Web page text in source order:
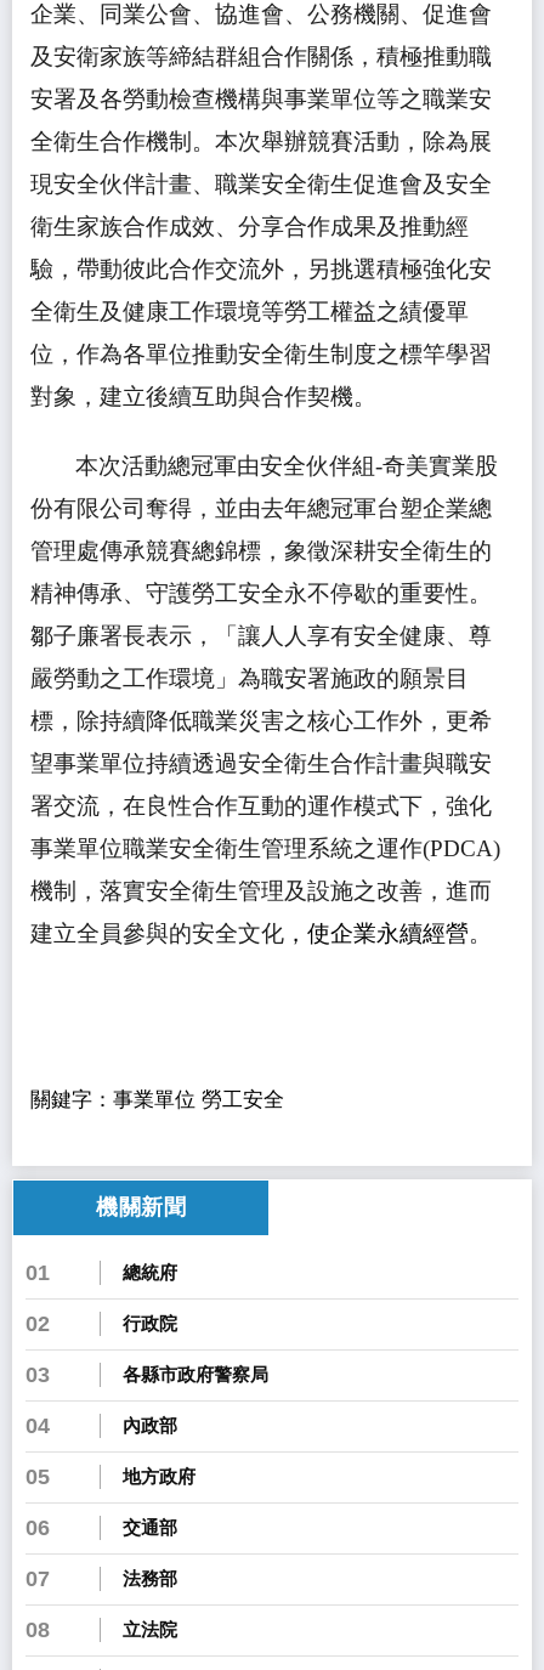
企業、同業公會、協進會、公務機關、促進會
及安衛家族等締結群組合作關係，積極推動職
安署及各勞動檢查機構與事業單位等之職業安
全衛生合作機制。本次舉辦競賽活動，除為展
現安全伙伴計畫、職業安全衛生促進會及安全
衛生家族合作成效、分享合作成果及推動經
驗，帶動彼此合作交流外，另挑選積極強化安
全衛生及健康工作環境等勞工權益之績優單
位，作為各單位推動安全衛生制度之標竿學習
對象，建立後續互助與合作契機。
本次活動總冠軍由安全伙伴組-奇美實業股
份有限公司奪得，並由去年總冠軍台塑企業總
管理處傳承競賽總錦標，象徵深耕安全衛生的
精神傳承、守護勞工安全永不停歇的重要性。
鄒子廉署長表示，
「讓人人享有安全健康、尊
嚴勞動之工作環境」為職安署施政的願景目
標，除持續降低職業災害之核心工作外，更希
望事業單位持續透過安全衛生合作計畫與職安
署交流，在良性合作互動的運作模式下，強化
事業單位職業安全衛生管理系統之運作(PDCA)
機制，落實安全衛生管理及設施之改善，進而
建立全員參與的安全文化 ，使企業永續經營。
關鍵字：事業單位 勞工安全
機關新聞
01 總統府
02 行政院
03 各縣市政府警察局
04 內政部
05 地方政府
06 交通部
07 法務部
08 立法院